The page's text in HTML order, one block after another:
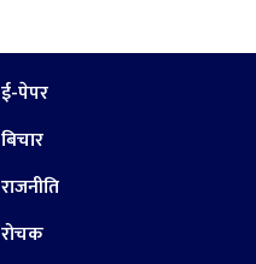
ई-पेपर
बिचार
राजनीति
रोचक